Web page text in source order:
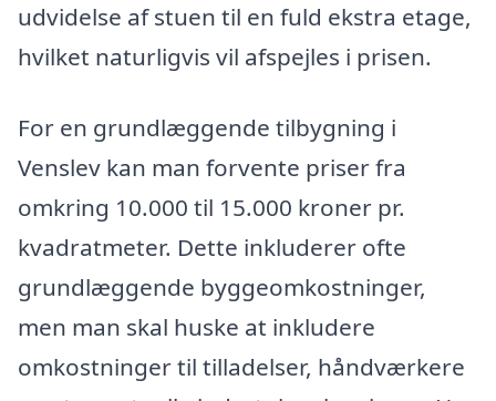
udvidelse af stuen til en fuld ekstra etage,
hvilket naturligvis vil afspejles i prisen.
For en grundlæggende tilbygning i
Venslev kan man forvente priser fra
omkring 10.000 til 15.000 kroner pr.
kvadratmeter. Dette inkluderer ofte
grundlæggende byggeomkostninger,
men man skal huske at inkludere
omkostninger til tilladelser, håndværkere